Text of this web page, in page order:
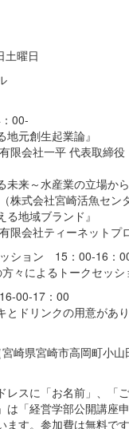
土曜日
00-
地元創生起業論』
限会社一平 代表取締役
未来～水産業の立場から
株式会社宮崎活魚セン
る地域ブランド』
限会社ティーネットプ
ション 15：00-16：
々によるトークセッシ
00-17：00
ドリンクの用意があり
崎県宮崎市高岡町小山
スに「お名前」、「
は「経営学部公開講座
ます。参加費は無料です